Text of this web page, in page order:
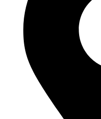
KUĆNA
MIKRO
RADIO